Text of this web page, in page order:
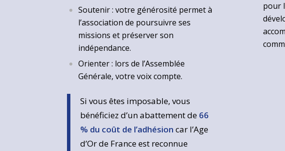
Soutenir : votre générosité permet à
l’association de poursuivre ses
missions et préserver son
indépendance.
Orienter : lors de l’Assemblée
Générale, votre voix compte.
Si vous êtes imposable, vous
bénéficiez d’un abattement de 66
% du coût de l’adhésioncar l’Age
d’Or de France est reconnue
pour